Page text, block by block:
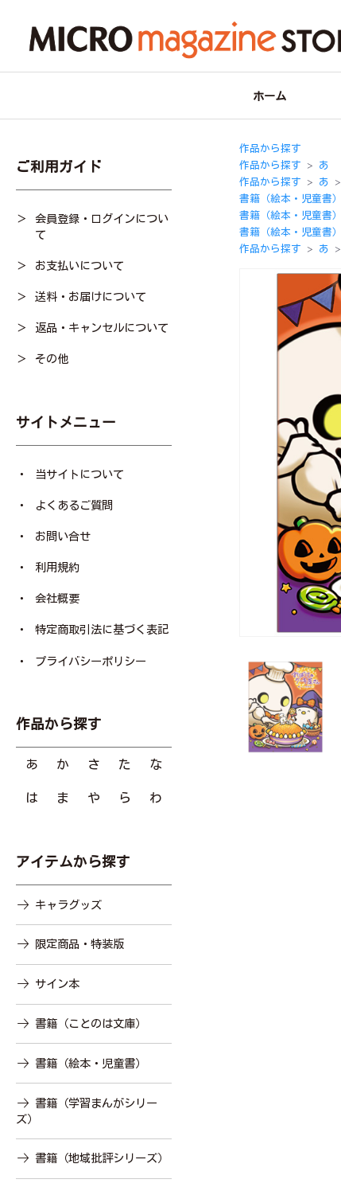
ホーム
ご利用ガイド
会員登録・ログインについ
て
お支払いについて
送料・お届けについて
返品・キャンセルについて
その他
サイトメニュー
当サイトについて
よくあるご質問
お問い合せ
利用規約
会社概要
特定商取引法に基づく表記
プライバシーポリシー
作品から探す
あ か さ た な
は ま や ら わ
アイテムから探す
キャラグッズ
限定商品・特装版
サイン本
書籍（ことのは文庫）
書籍（絵本・児童書）
書籍（学習まんがシリー
ズ）
書籍（地域批評シリーズ）
作品から探す
作品から探す
＞ あ
作品から探す ＞ あ ＞
書籍（絵本・児童書）
書籍（絵本・児童書）
書籍（絵本・児童書）
作品から探す ＞ あ ＞